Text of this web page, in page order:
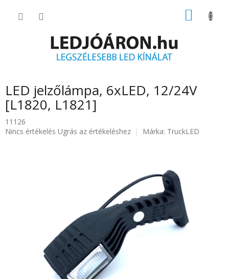
KOSÁR
LED jelzőlámpa, 6xLED, 12/24V
[L1820, L1821]
11126
A
Nincs értékelés Ugrás az értékeléshez Márka: TruckLED